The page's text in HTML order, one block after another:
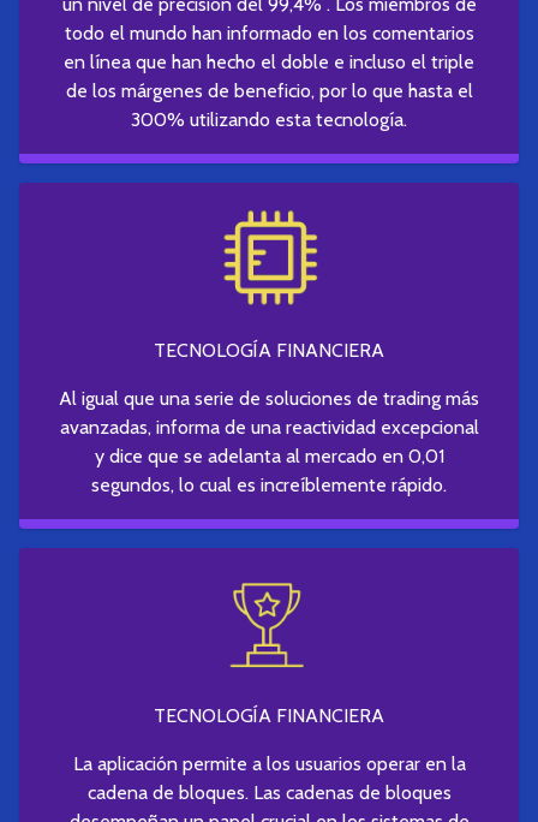
todo el mundo han informado en los comentarios
en línea que han hecho el doble e incluso el triple
de los márgenes de beneficio, por lo que hasta el
300% utilizando esta tecnología.
TECNOLOGÍA FINANCIERA
Al igual que una serie de soluciones de trading más
avanzadas, informa de una reactividad excepcional
y dice que se adelanta al mercado en 0,01
segundos, lo cual es increíblemente rápido.
TECNOLOGÍA FINANCIERA
La aplicación permite a los usuarios operar en la
cadena de bloques. Las cadenas de bloques